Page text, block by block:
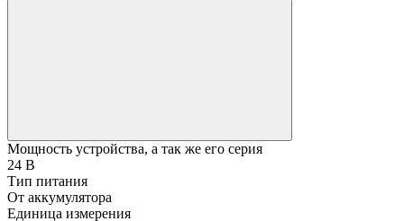
Мощность устройства, а так же его серия
24 В
Тип питания
От аккумулятора
Единица измерения